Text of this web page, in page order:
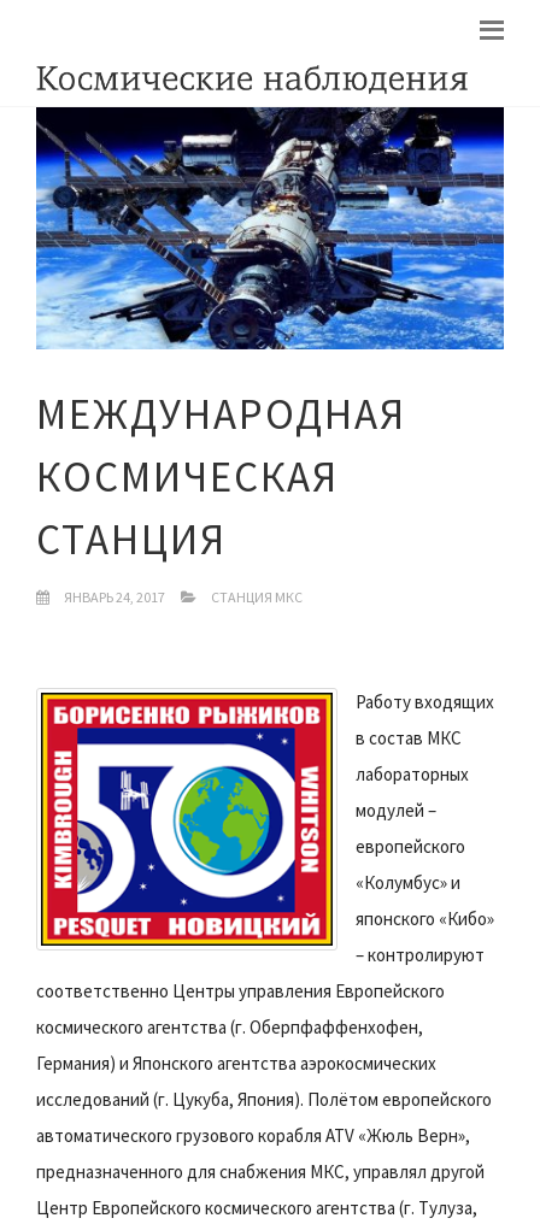
МЕЖДУНАРОДНАЯ
КОСМИЧЕСКАЯ
СТАНЦИЯ
ЯНВАРЬ 24, 2017 СТАНЦИЯ МКС
Работу входящих
в состав МКС
лабораторных
модулей –
европейского
«Колумбус» и
японского «Кибо»
– контролируют
соответственно Центры управления Европейского
космического агентства (г. Оберпфаффенхофен,
Германия) и Японского агентства аэрокосмических
исследований (г. Цукуба, Япония). Полётом европейского
автоматического грузового корабля ATV «Жюль Верн»,
предназначенного для снабжения МКС, управлял другой
Центр Европейского космического агентства (г. Тулуза,